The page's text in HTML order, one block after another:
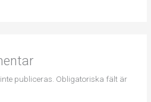
publiceras. Obligatoriska fält är